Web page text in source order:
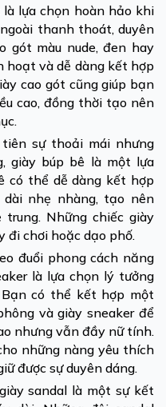
là lựa chọn hoàn hảo khi
thanh thoát, duyên
gót màu nude, đen hay
hoạt và dễ dàng kết hợp
cao gót cũng giúp bạn
cao, đồng thời tạo nên
sự thoải mái nhưng
giày búp bê là một lựa
có thể dễ dàng kết hợp
nhẹ nhàng, tạo nên
Những chiếc giày
đi chơi hoặc dạo phố.
đuổi phong cách năng
là lựa chọn lý tưởng
có thể kết hợp một
và giày sneaker để
nhưng vẫn đầy nữ tính.
những nàng yêu thích
được sự duyên dáng.
sandal là một sự kết